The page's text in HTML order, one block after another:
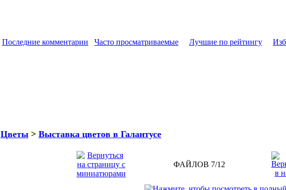
Последние комментарии Часто просматриваемые Лучшие по рейтингу
Цветы > Выставка цветов в Галантусе
ФАЙЛОВ 7/12